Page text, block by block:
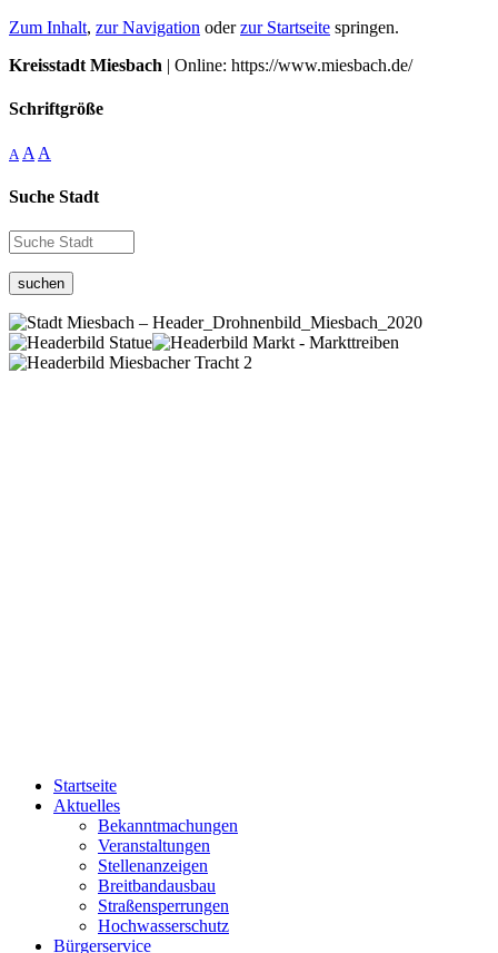
Zum Inhalt, zur Navigation oderzur Startseite springen.
Kreisstadt Miesbach | Online: https://www.miesbach.de/
Schriftgröße
A A A
Suche Stadt
suchen
Startseite
Aktuelles
Bekanntmachungen
Veranstaltungen
Stellenanzeigen
Breitbandausbau
Straßensperrungen
Hochwasserschutz
Bürgerservice